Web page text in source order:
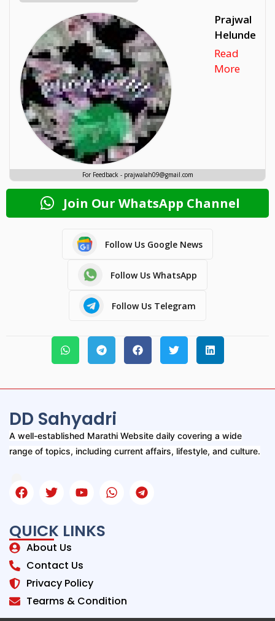
Prajwal
Helunde
Read
More
For Feedback - prajwalah09@gmail.com
Join Our WhatsApp Channel
Follow Us Google News
Follow Us WhatsApp
Follow Us Telegram
DD Sahyadri
A well-established Marathi Website daily covering a wide
range of topics, including current affairs, lifestyle, and culture.
QUICK LINKS
About Us
Contact Us
Privacy Policy
Tearms & Condition